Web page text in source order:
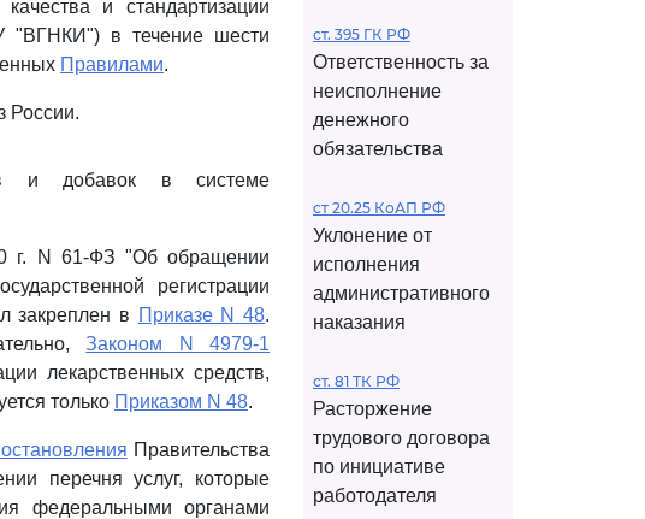
и стандартизации
"ВГНКИ") в течение шести
Правилами.
России.
и добавок в системе
г. N 61-ФЗ "Об обращении
регистрации
закреплен в Приказе N 48.
Законом N 4979-1
лекарственных средств,
только Приказом N 48.
Правительства
перечня услуг, которые
федеральными органами
ст. 395 ГК РФ
Ответственность за
неисполнение
денежного
обязательства
ст 20.25 КоАП РФ
Уклонение от
исполнения
административного
наказания
ст. 81 ТК РФ
Расторжение
трудового договора
по инициативе
работодателя